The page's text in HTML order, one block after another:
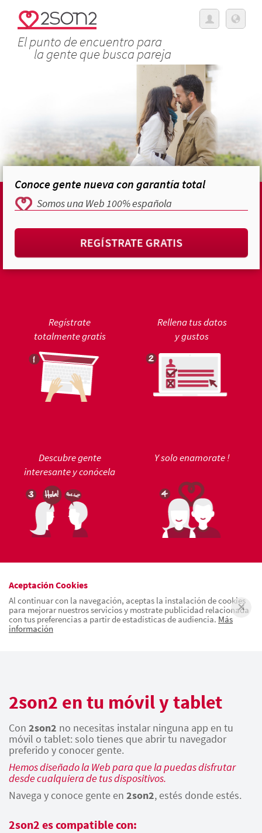
El punto de encuentro para
la gente que busca pareja
Conoce gente nueva con garantía total
Somos una Web 100% española
REGÍSTRATE GRATIS
Regístrate
totalmente gratis
Rellena tus datos
y gustos
Descubre gente
interesante y conócela
Y solo enamorate !
Aceptación Cookies
Al continuar con la navegación, aceptas la instalación de cookies
para mejorar nuestros servicios y mostrate publicidad relacionada
con tus preferencias a partir de estadísticas de audiencia. Más
información
2son2 en tu móvil y tablet
Con 2son2 no necesitas instalar ninguna app en tu
móvil o tablet: solo tienes que abrir tu navegador
preferido y conocer gente.
Hemos diseñado la Web para que la puedas disfrutar
desde cualquiera de tus dispositivos.
Navega y conoce gente en 2son2, estés donde estés.
2son2 es compatible con: